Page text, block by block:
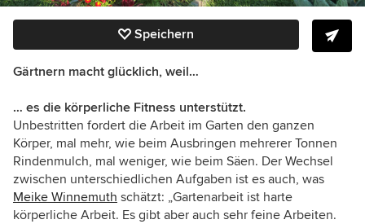
Speichern
Gärtnern macht glücklich, weil…
… es die körperliche Fitness unterstützt.
Unbestritten fordert die Arbeit im Garten den ganzen
Körper, mal mehr, wie beim Ausbringen mehrerer Tonnen
Rindenmulch, mal weniger, wie beim Säen. Der Wechsel
zwischen unterschiedlichen Aufgaben ist es auch, was
Meike Winnemuth schätzt: „Gartenarbeit ist harte
körperliche Arbeit. Es gibt aber auch sehr feine Arbeiten.